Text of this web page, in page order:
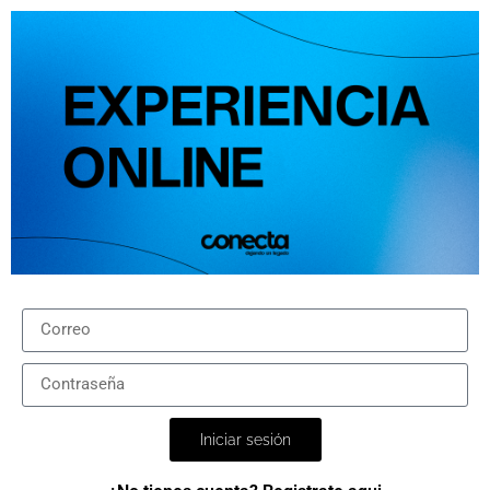
Iniciar sesión